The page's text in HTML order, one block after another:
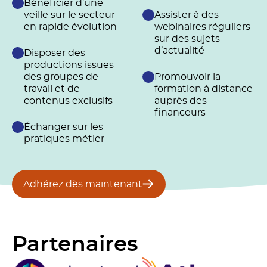
Bénéficier d’une
veille sur le secteur
en rapide évolution
Disposer des
productions issues
des groupes de
travail et de
contenus exclusifs
Échanger sur les
pratiques métier
Assister à des
webinaires réguliers
sur des sujets
d’actualité
Promouvoir la
formation à distance
auprès des
financeurs
Adhérez dès maintenant
Partenaires